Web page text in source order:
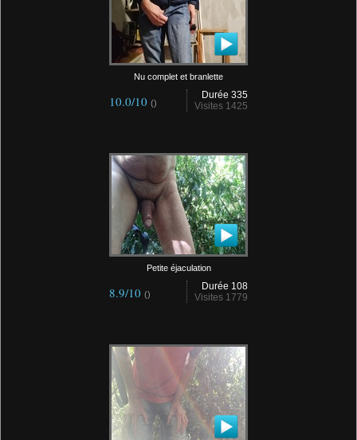
Nu complet et branlette
Durée 335
Visites 1425
10.0/10 ()
Petite éjaculation
Durée 108
Visites 1779
8.9/10 ()